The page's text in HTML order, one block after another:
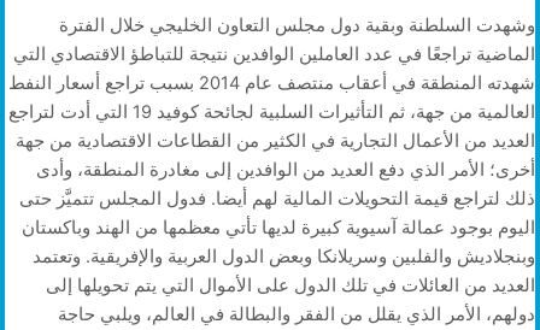
وشهدت السلطنة وبقية دول مجلس التعاون الخليجي خلال الفترة
الماضية تراجعًا في عدد العاملين الوافدين نتيجة للتباطؤ الاقتصادي التي
شهدته المنطقة في أعقاب منتصف عام 2014 بسبب تراجع أسعار النفط
العالمية من جهة، ثم التأثيرات السلبية لجائحة كوفيد 19 التي أدت لتراجع
العديد من الأعمال التجارية في الكثير من القطاعات الاقتصادية من جهة
أخرى؛ الأمر الذي دفع العديد من الوافدين إلى مغادرة المنطقة، وأدى
ذلك لتراجع قيمة التحويلات المالية لهم أيضا. فدول المجلس تتميَّز حتى
اليوم بوجود عمالة آسيوية كبيرة لديها تأتي معظمها من الهند وباكستان
وبنجلاديش والفلبين وسريلانكا وبعض الدول العربية والإفريقية. وتعتمد
العديد من العائلات في تلك الدول على الأموال التي يتم تحويلها إلى
دولهم، الأمر الذي يقلل من الفقر والبطالة في العالم، ويلبي حاجة